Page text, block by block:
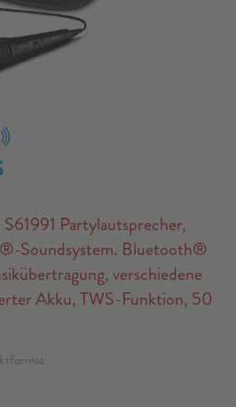
Partylautsprecher,
Soundsystem. Bluetooth®
verschiedene
Akku, TWS-Funktion, 50